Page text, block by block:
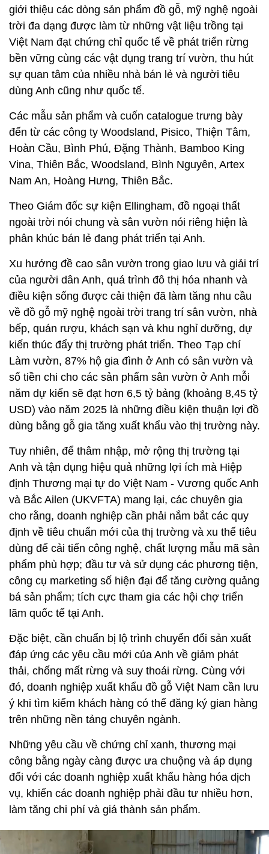
giới thiệu các dòng sản phẩm đồ gỗ, mỹ nghệ ngoài
trời đa dạng được làm từ những vật liệu trồng tại
Việt Nam đạt chứng chỉ quốc tế về phát triển rừng
bền vững cùng các vật dụng trang trí vườn, thu hút
sự quan tâm của nhiều nhà bán lẻ và người tiêu
dùng Anh cũng như quốc tế.
Các mẫu sản phẩm và cuốn catalogue trưng bày
đến từ các công ty Woodsland, Pisico, Thiện Tâm,
Hoàn Cầu, Bình Phú, Đặng Thành, Bamboo King
Vina, Thiên Bắc, Woodsland, Bình Nguyên, Artex
Nam An, Hoàng Hưng, Thiên Bắc.
Theo Giám đốc sự kiện Ellingham, đồ ngoại thất
ngoài trời nói chung và sân vườn nói riêng hiện là
phân khúc bán lẻ đang phát triển tại Anh.
Xu hướng đề cao sân vườn trong giao lưu và giải trí
của người dân Anh, quá trình đô thị hóa nhanh và
điều kiện sống được cải thiện đã làm tăng nhu cầu
về đồ gỗ mỹ nghệ ngoài trời trang trí sân vườn, nhà
bếp, quán rượu, khách sạn và khu nghỉ dưỡng, dự
kiến thúc đẩy thị trường phát triển. Theo Tạp chí
Làm vườn, 87% hộ gia đình ở Anh có sân vườn và
số tiền chi cho các sản phẩm sân vườn ở Anh mỗi
năm dự kiến sẽ đạt hơn 6,5 tỷ bảng (khoảng 8,45 tỷ
USD) vào năm 2025 là những điều kiện thuận lợi đồ
dùng bằng gỗ gia tăng xuất khẩu vào thị trường này.
Tuy nhiên, để thâm nhập, mở rộng thị trường tại
Anh và tận dụng hiệu quả những lợi ích mà Hiệp
định Thương mại tự do Việt Nam - Vương quốc Anh
và Bắc Ailen (UKVFTA) mang lại, các chuyên gia
cho rằng, doanh nghiệp cần phải nắm bắt các quy
định về tiêu chuẩn mới của thị trường và xu thế tiêu
dùng để cải tiến công nghệ, chất lượng mẫu mã sản
phẩm phù hợp; đầu tư và sử dụng các phương tiện,
công cụ marketing số hiện đại để tăng cường quảng
bá sản phẩm; tích cực tham gia các hội chợ triển
lãm quốc tế tại Anh.
Đặc biệt, cần chuẩn bị lộ trình chuyển đổi sản xuất
đáp ứng các yêu cầu mới của Anh về giảm phát
thải, chống mất rừng và suy thoái rừng. Cùng với
đó, doanh nghiệp xuất khẩu đồ gỗ Việt Nam cần lưu
ý khi tìm kiếm khách hàng có thể đăng ký gian hàng
trên những nền tảng chuyên ngành.
Những yêu cầu về chứng chỉ xanh, thương mại
công bằng ngày càng được ưa chuộng và áp dụng
đối với các doanh nghiệp xuất khẩu hàng hóa dịch
vụ, khiến các doanh nghiệp phải đầu tư nhiều hơn,
làm tăng chi phí và giá thành sản phẩm.